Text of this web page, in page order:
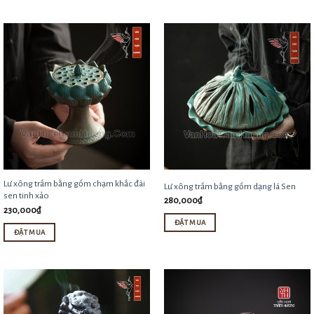
Lư xông trầm bằng gốm chạm khắc đài
sen tinh xảo
230,000₫
ĐẶT MUA
Lư xông trầm bằng gốm dạng lá Sen
280,000₫
ĐẶT MUA